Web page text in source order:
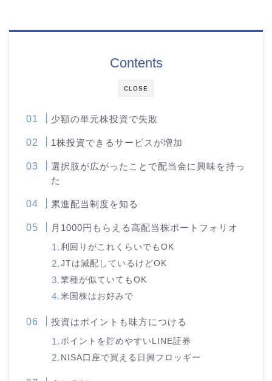
CLOSE
Contents
少額の単元株投資で失敗
1株投資できるサービスが増加
選択肢が広がったことで配当金に興味を持っ
た
累進配当制度を知る
月1000円もらえる高配当株ポートフォリオ
利回りがこれくらいでもOK
JTは減配しているけどOK
業種が似ていてもOK
米国株はお好みで
投資はポイントも味方につける
ポイントを貯めやすいLINE証券
NISA口座で買える日興フロッギー